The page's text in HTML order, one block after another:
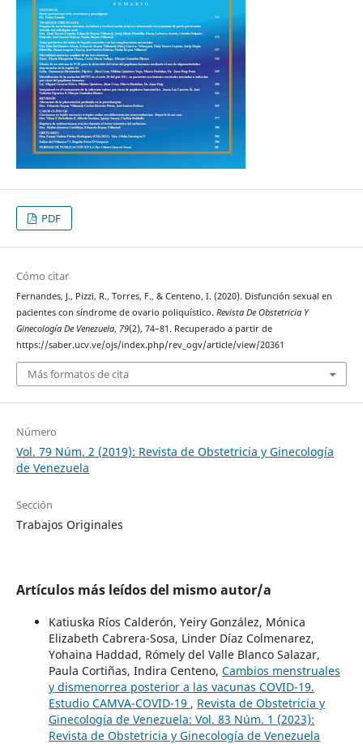
PDF
Cómo citar
Fernandes, J., Pizzi, R., Torres, F., & Centeno, I. (2020). Disfunción sexual en
pacientes con síndrome de ovario poliquístico. Revista De Obstetricia Y
Ginecología De Venezuela, 79(2), 74–81. Recuperado a partir de
https://saber.ucv.ve/ojs/index.php/rev_ogv/article/view/20361
Más formatos de cita
Número
Vol. 79 Núm. 2 (2019): Revista de Obstetricia y Ginecología
de Venezuela
Sección
Trabajos Originales
Artículos más leídos del mismo autor/a
Katiuska Ríos Calderón, Yeiry González, Mónica
Elizabeth Cabrera-Sosa, Linder Díaz Colmenarez,
Yohaina Haddad, Rómely del Valle Blanco Salazar,
Paula Cortiñas, Indira Centeno, Cambios menstruales
y dismenorrea posterior a las vacunas COVID-19.
Estudio CAMVA-COVID-19 , Revista de Obstetricia y
Ginecología de Venezuela: Vol. 83 Núm. 1 (2023):
Revista de Obstetricia y Ginecología de Venezuela